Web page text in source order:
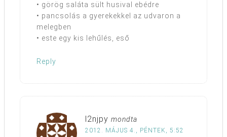
• görög saláta sült husival ebédre
• pancsolás a gyerekekkel az udvaron a
melegben
• este egy kis lehűlés, eső
Reply
l2njpy mondta
2012. MÁJUS 4., PÉNTEK, 5:52